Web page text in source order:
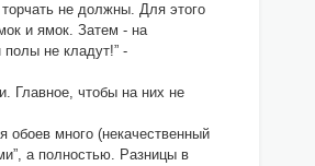
не должны. Для этого
и ямок. Затем - на
не кладут!” -
Главное, чтобы на них не
много (некачественный
а полностью. Разницы в